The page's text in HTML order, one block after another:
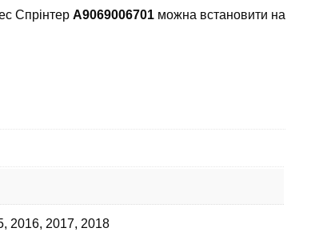
Спрінтер А9069006701можна встановити на
, 2016, 2017, 2018